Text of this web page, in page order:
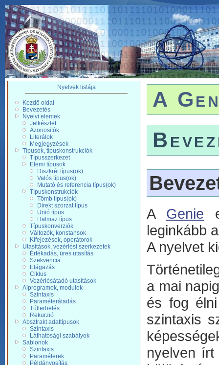
Nyelvek listája
Kezdő oldal
Bevezetés
Nyelvi elemek
Jelkészlet
Azonosítók
Literálok
Megjegyzések
Típusok, típuskonstrukciók
Típusszerkezet
Elemi típusok
Diszkrét típus(ok)
Valós típus(ok)
Mutató és referencia típus(ok)
Típuskonstrukciók
Tömb típus(ok)
Direkt szorzat típus
Unió típus
Halmaz típus
Típuskonverziók
Változók, konstansok
Kifejezések, operátorok
Utasítások, vezérlési szerkezetek
Értékadás, üres utasítás
Szekvencia
Elágazás
Ciklus
Vezérlésátadó utasítások
Alprogramok, modulok
Szintaxis
Paraméterátadás
Túlterhelés
Rekurzió
Absztrakt adattípusok
Szintaxis
Láthatósági szabályok
Sablonok
Szintaxis
Paraméterek
Példányosítás
A
A Genie
leginkább
A nyelvet
a mai
és fog
szintaxis
nyelven